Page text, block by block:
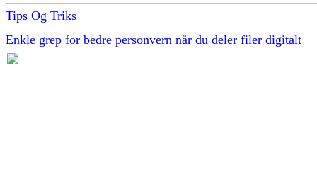
Tips Og Triks
Enkle grep for bedre personvern når du deler filer digitalt